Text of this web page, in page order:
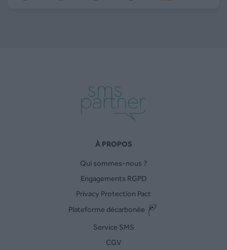
À PROPOS
Qui sommes-nous ?
Engagements RGPD
Privacy Protection Pact
Plateforme décarbonée
Service SMS
CGV